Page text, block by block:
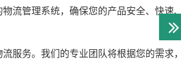
流管理系统，确保您的产品安全、快速
服务。我们的专业团队将根据您的需求